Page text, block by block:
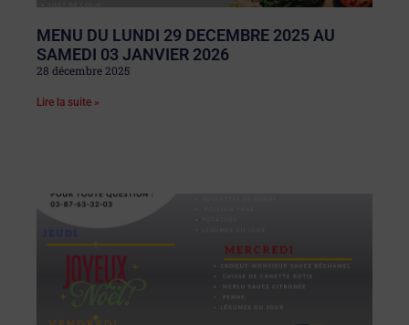
MENU DU LUNDI 29 DECEMBRE 2025 AU
SAMEDI 03 JANVIER 2026
28 décembre 2025
Lire la suite »